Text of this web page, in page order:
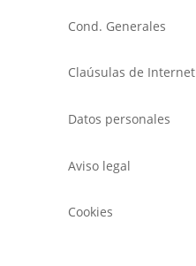
Cond. Generales
Claúsulas de Internet
Datos personales
Aviso legal
Cookies